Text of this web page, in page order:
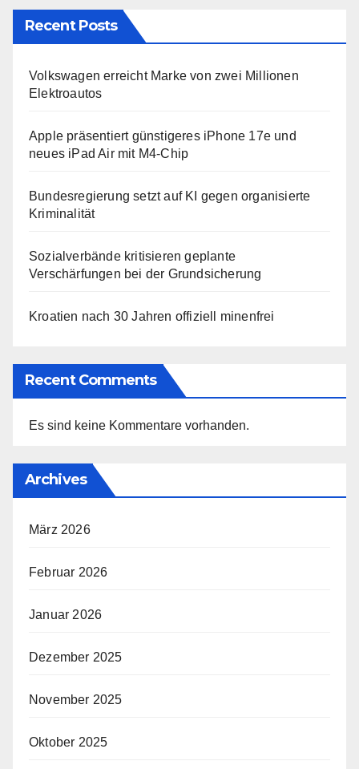
Recent Posts
Volkswagen erreicht Marke von zwei Millionen
Elektroautos
Apple präsentiert günstigeres iPhone 17e und
neues iPad Air mit M4-Chip
Bundesregierung setzt auf KI gegen organisierte
Kriminalität
Sozialverbände kritisieren geplante
Verschärfungen bei der Grundsicherung
Kroatien nach 30 Jahren offiziell minenfrei
Recent Comments
Es sind keine Kommentare vorhanden.
Archives
März 2026
Februar 2026
Januar 2026
Dezember 2025
November 2025
Oktober 2025